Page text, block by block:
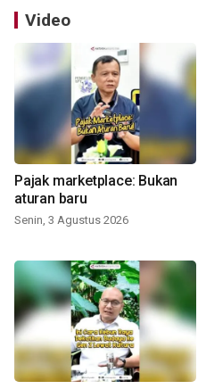
Video
Pajak marketplace: Bukan
aturan baru
Senin, 3 Agustus 2026